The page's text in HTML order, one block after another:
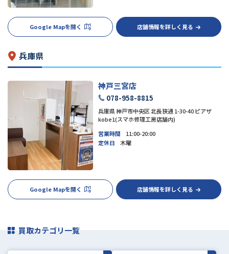
Google Mapを開く 店舗情報を詳しく見る
兵庫県
神戸三宮店
078-958-8815
兵庫県 神戸市中央区 北長狭通 1-30-40 ピアザ
kobe1(スマホ修理工房店舗内)
営業時間
11:00-20:00
定休日
木曜
Google Mapを開く 店舗情報を詳しく見る
買取カテゴリ一覧